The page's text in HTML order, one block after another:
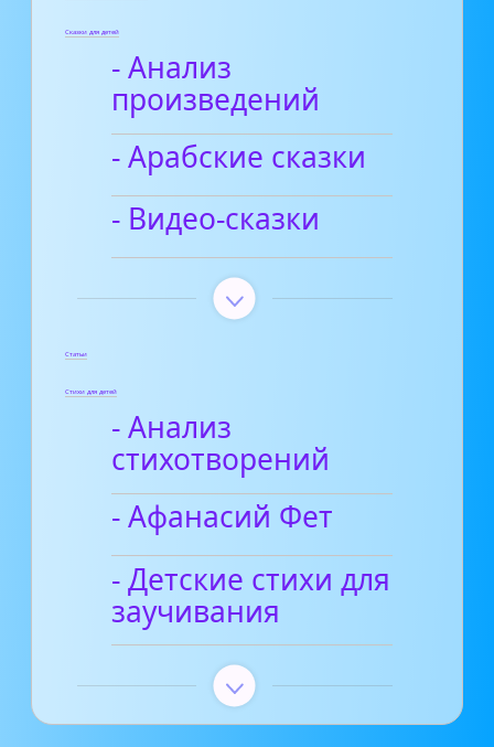
Сказки для детей
- Анализ
произведений
- Арабские сказки
- Видео-сказки
Статьи
Стихи для детей
- Анализ
стихотворений
- Афанасий Фет
- Детские стихи для
заучивания